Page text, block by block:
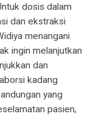
dosis dalam
dan ekstraksi
menangani
ingin melanjutkan
dan
kadang
yang
pasien,